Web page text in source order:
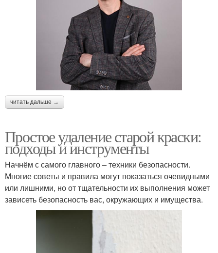
читать дальше →
Простое удаление старой краски:
подходы и инструменты
Начнём с самого главного – техники безопасности.
Многие советы и правила могут показаться очевидными
или лишними, но от тщательности их выполнения может
зависеть безопасность вас, окружающих и имущества.